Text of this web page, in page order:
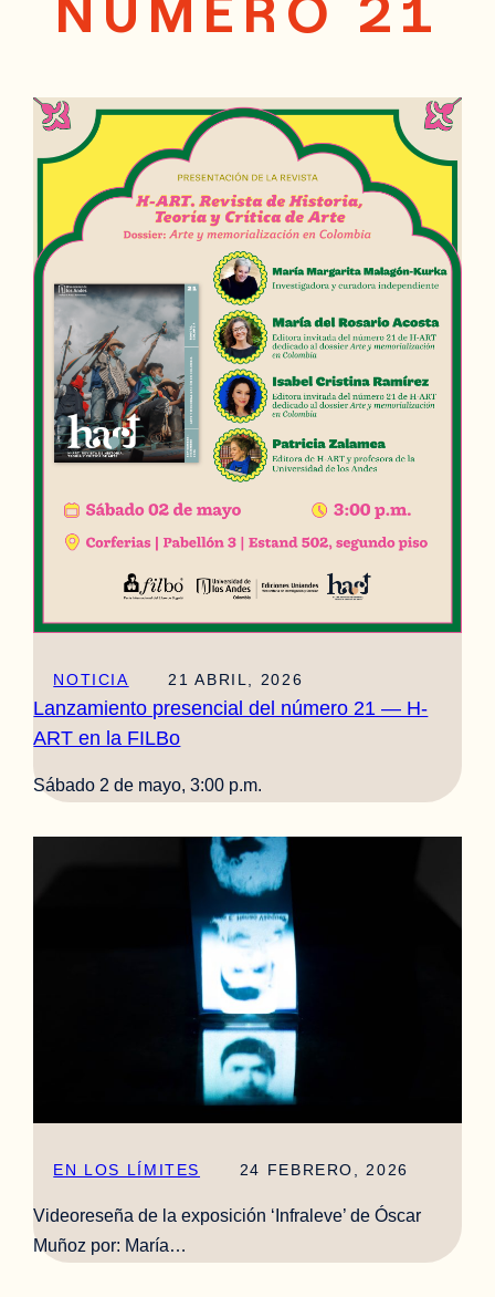
NOTICIA 21 ABRIL, 2026
Lanzamiento presencial del número 21 — H-
ART en la FILBo
Sábado 2 de mayo, 3:00 p.m.
EN LOS LÍMITES 24 FEBRERO, 2026
Videoreseña de la exposición ‘Infraleve’ de Óscar
Muñoz por: María…